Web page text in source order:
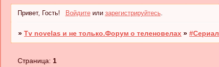
Привет, Гость! Войдитеили зарегистрируйтесь.
»Tv novelas и не только.Форум о теленовелах »
Страница:1